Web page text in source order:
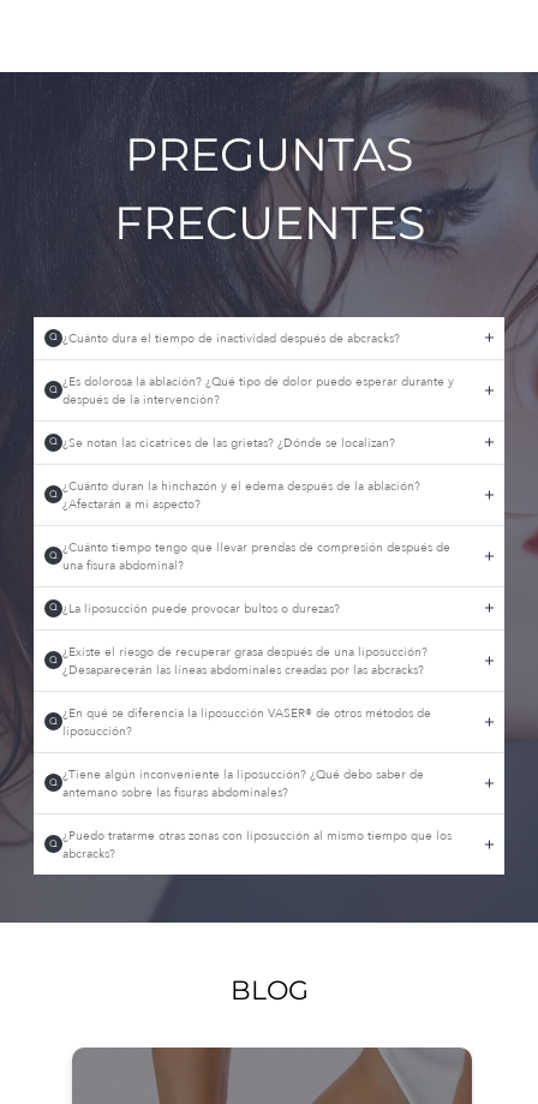
PREGUNTAS
FRECUENTES
Q ¿Cuánto dura el tiempo de inactividad después de abcracks?
Q ¿Es dolorosa la ablación? ¿Qué tipo de dolor puedo esperar durante y
después de la intervención?
Q ¿Se notan las cicatrices de las grietas? ¿Dónde se localizan?
Q ¿Cuánto duran la hinchazón y el edema después de la ablación?
¿Afectarán a mi aspecto?
Q ¿Cuánto tiempo tengo que llevar prendas de compresión después de
una fisura abdominal?
Q ¿La liposucción puede provocar bultos o durezas?
Q ¿Existe el riesgo de recuperar grasa después de una liposucción?
¿Desaparecerán las líneas abdominales creadas por las abcracks?
Q ¿En qué se diferencia la liposucción VASER® de otros métodos de
liposucción?
Q ¿Tiene algún inconveniente la liposucción? ¿Qué debo saber de
antemano sobre las fisuras abdominales?
Q ¿Puedo tratarme otras zonas con liposucción al mismo tiempo que los
abcracks?
BLOG